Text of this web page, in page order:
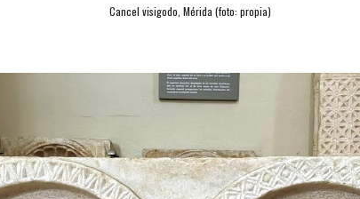
Cancel visigodo, Mérida (foto: propia)